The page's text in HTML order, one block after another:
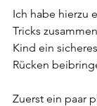
Ich habe hierzu
Tricks
Kind ein
Rücken
Zuerst ein paar